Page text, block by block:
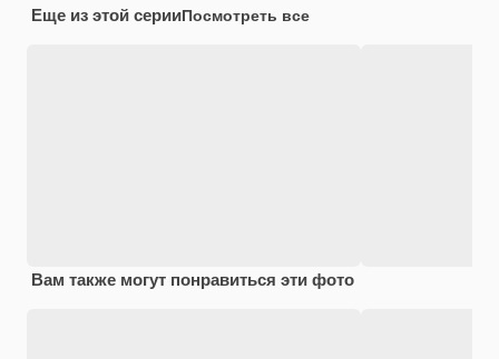
Еще из этой серииПосмотреть все
Вам также могут понравиться эти фото